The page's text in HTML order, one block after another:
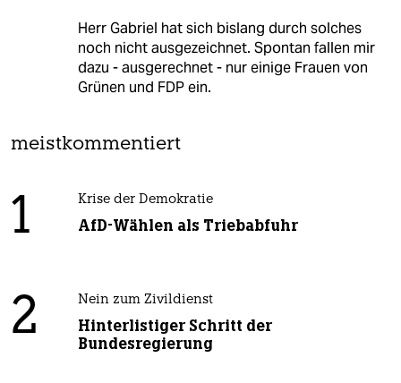
Herr Gabriel hat sich bislang durch solches
noch nicht ausgezeichnet. Spontan fallen mir
dazu - ausgerechnet - nur einige Frauen von
Grünen und FDP ein.
meistkommentiert
1 Krise der Demokratie
AfD-Wählen als Triebabfuhr
2 Nein zum Zivildienst
Hinterlistiger Schritt der
Bundesregierung